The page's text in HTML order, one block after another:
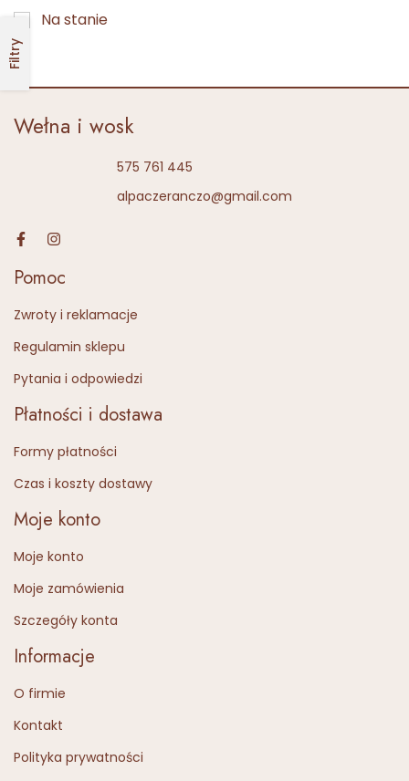
Na stanie
Filtry
Wełna i wosk
575 761 445
alpaczeranczo@gmail.com
Pomoc
Zwroty i reklamacje
Regulamin sklepu
Pytania i odpowiedzi
Płatności i dostawa
Formy płatności
Czas i koszty dostawy
Moje konto
Moje konto
Moje zamówienia
Szczegóły konta
Informacje
O firmie
Kontakt
Polityka prywatności